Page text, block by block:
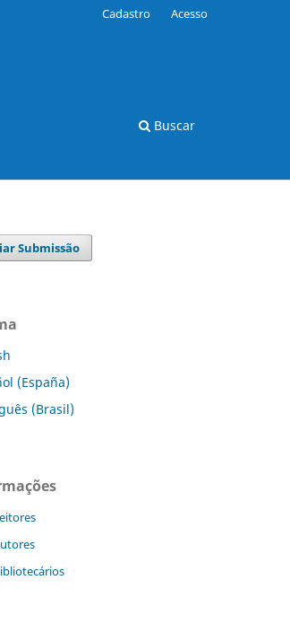
Buscar
Cadastro Acesso
Submissão
(España)
(Brasil)